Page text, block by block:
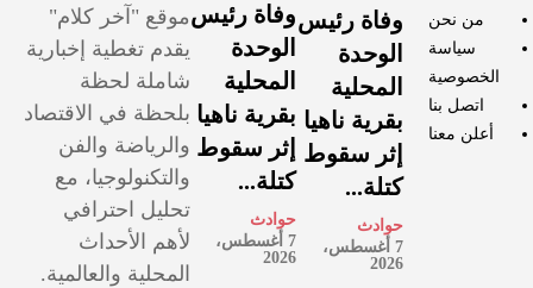
من نحن
سياسة
الخصوصية
اتصل بنا
أعلن معنا
وفاة رئيس
الوحدة
المحلية
بقرية ناهيا
إثر سقوط
كتلة...
حوادث
7 أغسطس،
2026
وفاة رئيس
الوحدة
المحلية
بقرية ناهيا
إثر سقوط
كتلة...
حوادث
7 أغسطس،
2026
موقع "آخر كلام"
يقدم تغطية إخبارية
شاملة لحظة
بلحظة في الاقتصاد
والرياضة والفن
والتكنولوجيا، مع
تحليل احترافي
لأهم الأحداث
المحلية والعالمية.